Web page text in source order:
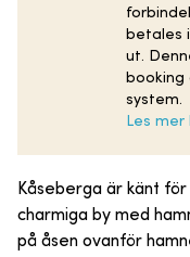
betales
ut.
booking
system.
Les mer
Kåseberga är känt för
charmiga by med
på åsen ovanför